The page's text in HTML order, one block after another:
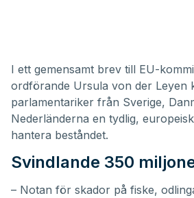
I ett gemensamt brev till EU-
ordförande Ursula von der Leyen
parlamentariker från Sverige,
Nederländerna en tydlig,
hantera beståndet.
Svindlande 350
– Notan för skador på fiske,